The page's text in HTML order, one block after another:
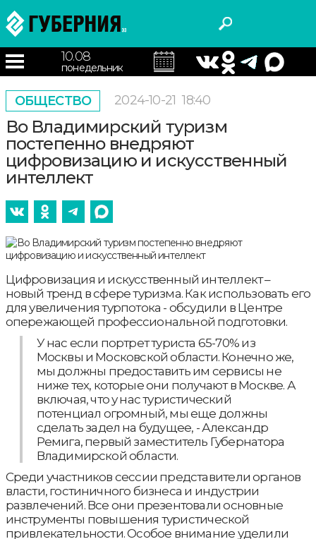
10.08
понедельник
ОБЩЕСТВО 2024-10-21 18:40
Во Владимирский туризм
постепенно внедряют
цифровизацию и искусственный
интеллект
Цифровизация и искусственный интеллект –
новый тренд в сфере туризма. Как использовать его
для увеличения турпотока - обсудили в Центре
опережающей профессиональной подготовки.
У нас если портрет туриста 65-70% из
Москвы и Московской области. Конечно же,
мы должны предоставить им сервисы не
ниже тех, которые они получают в Москве. А
включая, что у нас туристический
потенциал огромный, мы еще должны
сделать задел на будущее, - Александр
Ремига, первый заместитель Губернатора
Владимирской области.
Среди участников сессии представители органов
власти, гостиничного бизнеса и индустрии
развлечений. Все они презентовали основные
инструменты повышения туристической
привлекательности. Особое внимание уделили